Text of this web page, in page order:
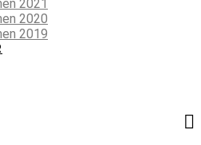
2021
2020
2019